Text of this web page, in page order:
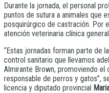
Durante la jornada, el personal
puntos de sutura a animales que
posquirúrgico de castración. Por
atención veterinaria clínica
“Estas jornadas forman parte de
control sanitario que llevamos
Almirante Brown, promoviendo el
responsable de perros y gatos”,
licencia y diputado provincial